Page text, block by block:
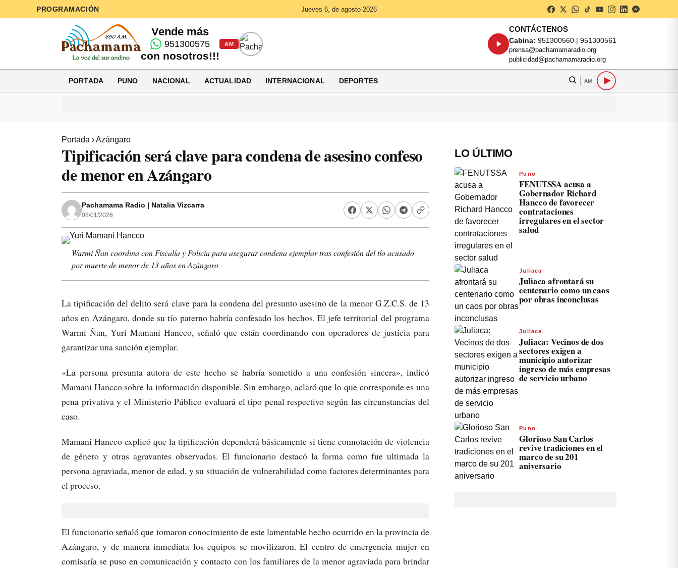
PROGRAMACIÓN Jueves 6, de agosto 2026
Vende más
951300575
con nosotros!!!
AM
CONTÁCTENOS
Cabina: 951300560 | 951300561
prensa@pachamamaradio.org
publicidad@pachamamaradio.org
PORTADA PUNO NACIONAL ACTUALIDAD INTERNACIONAL DEPORTES AM
Portada ›Azángaro
Tipificación será clave para condena de asesino confeso
de menor en Azángaro
Pachamama Radio | Natalia Vizcarra
08/01/2026
Warmi Ñan coordina con Fiscalía y Policía para asegurar condena ejemplar tras confesión del tío acusado
por muerte de menor de 13 años en Azángaro
La tipificación del delito será clave para la condena del presunto asesino de la menor G.Z.C.S. de 13
años en Azángaro, donde su tío paterno habría confesado los hechos. El jefe territorial del programa
Warmi Ñan, Yuri Mamani Hancco, señaló que están coordinando con operadores de justicia para
garantizar una sanción ejemplar.
«La persona presunta autora de este hecho se habría sometido a una confesión sincera», indicó
Mamani Hancco sobre la información disponible. Sin embargo, aclaró que lo que corresponde es una
pena privativa y el Ministerio Público evaluará el tipo penal respectivo según las circunstancias del
caso.
Mamani Hancco explicó que la tipificación dependerá básicamente si tiene connotación de violencia
de género y otras agravantes observadas. El funcionario destacó la forma como fue ultimada la
persona agraviada, menor de edad, y su situación de vulnerabilidad como factores determinantes para
el proceso.
El funcionario señaló que tomaron conocimiento de este lamentable hecho ocurrido en la provincia de
Azángaro, y de manera inmediata los equipos se movilizaron. El centro de emergencia mujer en
comisaría se puso en comunicación y contacto con los familiares de la menor agraviada para brindar
LO ÚLTIMO
Puno
FENUTSSA acusa a
Gobernador Richard
Hancco de favorecer
contrataciones
irregulares en el sector
salud
Juliaca
Juliaca afrontará su
centenario como un caos
por obras inconclusas
Juliaca
Juliaca: Vecinos de dos
sectores exigen a
municipio autorizar
ingreso de más empresas
de servicio urbano
Puno
Glorioso San Carlos
revive tradiciones en el
marco de su 201
aniversario